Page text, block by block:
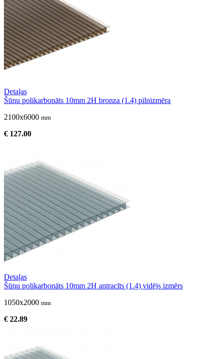
Detaļas
Šūnu polikarbonāts 10mm 2H bronza (1.4) pilnizmēra
2100x6000 mm
€ 127.00
Detaļas
Šūnu polikarbonāts 10mm 2H antracīts (1.4) vidējs izmērs
1050x2000 mm
€ 22.89